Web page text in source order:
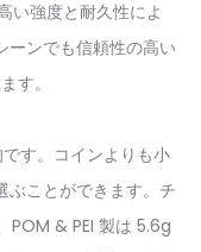
い強度と耐久性によ
ーンでも信頼性の高い
す。
です。コインよりも小
ぶことができます。チ
POM & PEI 製は 5.6g